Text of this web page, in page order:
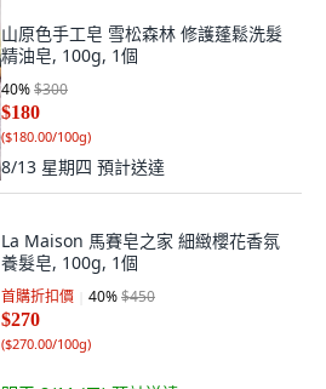
山原色手工皂 雪松森林 修護蓬鬆洗髮
精油皂, 100g, 1個
40%$300
$180
($180.00/100g)
8/13 星期四 預計送達
La Maison 馬賽皂之家 細緻櫻花香氛
養髮皂, 100g, 1個
首購折扣價 40%$450
$270
($270.00/100g)